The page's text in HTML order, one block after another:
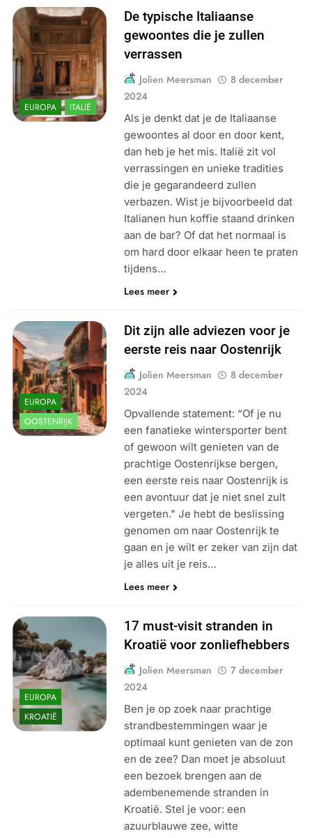
EUROPA ITALIË
De typische Italiaanse
gewoontes die je zullen
verrassen
Jolien Meersman
8 december
2024
Als je denkt dat je de Italiaanse
gewoontes al door en door kent,
dan heb je het mis. Italië zit vol
verrassingen en unieke tradities
die je gegarandeerd zullen
verbazen. Wist je bijvoorbeeld dat
Italianen hun koffie staand drinken
aan de bar? Of dat het normaal is
om hard door elkaar heen te praten
tijdens…
Lees meer
EUROPA
OOSTENRIJK
Dit zijn alle adviezen voor je
eerste reis naar Oostenrijk
Jolien Meersman
8 december
2024
Opvallende statement: “Of je nu
een fanatieke wintersporter bent
of gewoon wilt genieten van de
prachtige Oostenrijkse bergen,
een eerste reis naar Oostenrijk is
een avontuur dat je niet snel zult
vergeten.” Je hebt de beslissing
genomen om naar Oostenrijk te
gaan en je wilt er zeker van zijn dat
je alles uit je reis…
Lees meer
EUROPA
KROATIË
17 must-visit stranden in
Kroatië voor zonliefhebbers
Jolien Meersman
7 december
2024
Ben je op zoek naar prachtige
strandbestemmingen waar je
optimaal kunt genieten van de zon
en de zee? Dan moet je absoluut
een bezoek brengen aan de
adembenemende stranden in
Kroatië. Stel je voor: een
azuurblauwe zee, witte